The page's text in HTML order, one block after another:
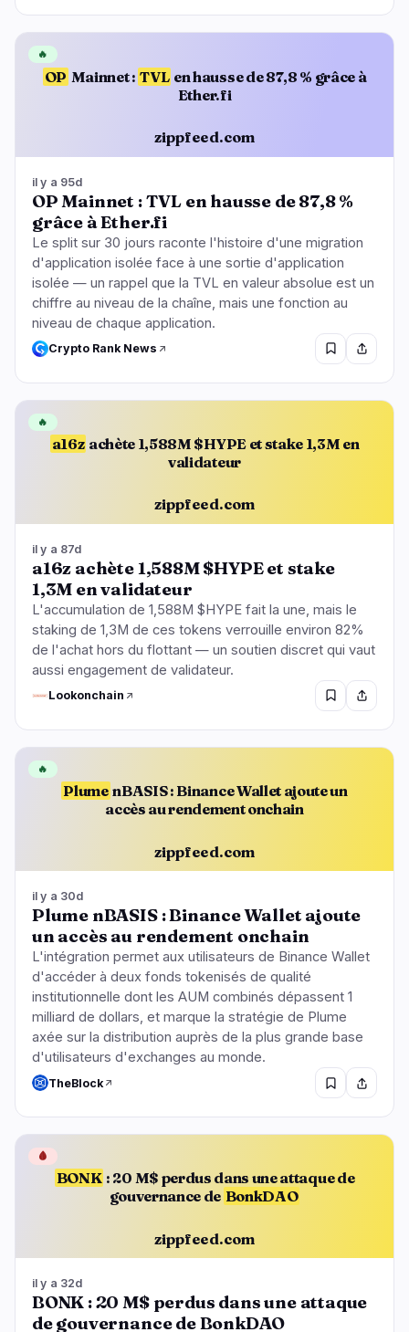
OP Mainnet : TVL en hausse de 87,8 % grâce à
Ether.fi
zippfeed.com
🔥
il y a 95d
OP Mainnet : TVL en hausse de 87,8 %
grâce à Ether.fi
Le split sur 30 jours raconte l'histoire d'une migration
d'application isolée face à une sortie d'application
isolée — un rappel que la TVL en valeur absolue est un
chiffre au niveau de la chaîne, mais une fonction au
niveau de chaque application.
Crypto Rank News
a16z achète 1,588M $HYPE et stake 1,3M en
validateur
zippfeed.com
🔥
il y a 87d
a16z achète 1,588M $HYPE et stake
1,3M en validateur
L'accumulation de 1,588M $HYPE fait la une, mais le
staking de 1,3M de ces tokens verrouille environ 82%
de l'achat hors du flottant — un soutien discret qui vaut
aussi engagement de validateur.
Lookonchain
Plume nBASIS : Binance Wallet ajoute un
accès au rendement onchain
zippfeed.com
🔥
il y a 30d
Plume nBASIS : Binance Wallet ajoute
un accès au rendement onchain
L'intégration permet aux utilisateurs de Binance Wallet
d'accéder à deux fonds tokenisés de qualité
institutionnelle dont les AUM combinés dépassent 1
milliard de dollars, et marque la stratégie de Plume
axée sur la distribution auprès de la plus grande base
d'utilisateurs d'exchanges au monde.
TheBlock
BONK : 20 M$ perdus dans une attaque de
gouvernance de BonkDAO
zippfeed.com
🩸
il y a 32d
BONK : 20 M$ perdus dans une attaque
de gouvernance de BonkDAO